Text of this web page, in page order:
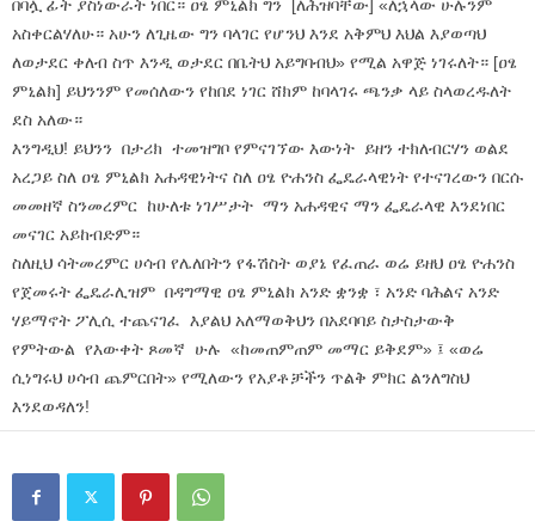
በባሏ ፊት ያስነውራት ነበር። ዐፄ ምኒልክ ግን [ለሕዝባቸው] «ለኋላው ሁሉንም
አስቀርልሃለሁ። አሁን ለጊዜው ግን ባላገር የሆንህ እንደ አቅምህ እህል እያወጣህ
ለወታደር ቀለብ ስጥ እንዲ ወታደር በቤትህ አይግባብህ» የሚል አዋጅ ነገሩለት። [ዐፄ
ምኒልክ] ይህንንም የመሰለውን የከበደ ነገር ሸክም ከባላገሩ ጫንቃ ላይ ስላወረዱለት
ደስ አለው።
እንግዲህ! ይህንን በታሪክ ተመዝግቦ የምናገኘው እውነት ይዘን ተክለብርሃን ወልደ
አረጋይ ስለ ዐፄ ምኒልክ አሐዳዊነትና ስለ ዐፄ ዮሐንስ ፌዴራላዊነት የተናገረውን በርሱ
መመዘኛ ስንመረምር ከሁለቱ ነገሥታት ማን አሐዳዊና ማን ፌዴራላዊ እንደነበር
መናገር አይከብድም።
ስለዚህ ሳትመረምር ሀሳብ የሌለበትን የፋሽስት ወያኔ የፈጠራ ወሬ ይዘህ ዐፄ ዮሐንስ
የጀመሩት ፌዴራሊዝም በዳግማዊ ዐፄ ምኒልክ አንድ ቋንቋ ፣ አንድ ባሕልና አንድ
ሃይማኖት ፖሊሲ ተጨናገፈ እያልህ አለማወቅህን በአደባባይ ስታስታውቅ
የምትውል የእውቀት ጾመኛ ሁሉ «ከመጠምጠም መማር ይቅደም» ፤ «ወሬ
ሲነግሩህ ሀሳብ ጨምርበት» የሚለውን የአያቶቻችን ጥልቅ ምክር ልንለግስህ
እንደወዳለን!